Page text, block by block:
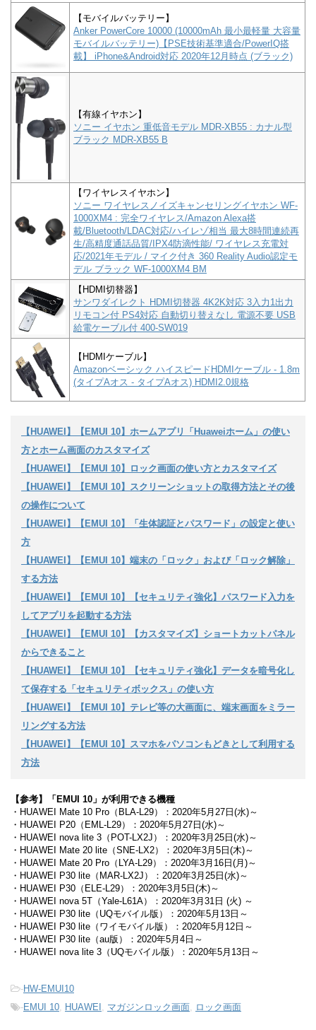
【モバイルバッテリー】
Anker PowerCore 10000 (10000mAh 最小最軽量 大容量
モバイルバッテリー)【PSE技術基準適合/PowerIQ搭
載】 iPhone&Android対応 2020年12月時点 (ブラック)
【有線イヤホン】
ソニー イヤホン 重低音モデル MDR-XB55 : カナル型
ブラック MDR-XB55 B
【ワイヤレスイヤホン】
ソニー ワイヤレスノイズキャンセリングイヤホン WF-
1000XM4 : 完全ワイヤレス/Amazon Alexa搭
載/Bluetooth/LDAC対応/ハイレゾ相当 最大8時間連続再
生/高精度通話品質/IPX4防滴性能/ ワイヤレス充電対
応/2021年モデル / マイク付き 360 Reality Audio認定モ
デル ブラック WF-1000XM4 BM
【HDMI切替器】
サンワダイレクト HDMI切替器 4K2K対応 3入力1出力
リモコン付 PS4対応 自動切り替えなし 電源不要 USB
給電ケーブル付 400-SW019
【HDMIケーブル】
Amazonベーシック ハイスピードHDMIケーブル - 1.8m
(タイプAオス - タイプAオス) HDMI2.0規格
【HUAWEI】【EMUI 10】ホームアプリ「Huaweiホーム」の使い
方とホーム画面のカスタマイズ
【HUAWEI】【EMUI 10】ロック画面の使い方とカスタマイズ
【HUAWEI】【EMUI 10】スクリーンショットの取得方法とその後
の操作について
【HUAWEI】【EMUI 10】「生体認証とパスワード」の設定と使い
方
【HUAWEI】【EMUI 10】端末の「ロック」および「ロック解除」
する方法
【HUAWEI】【EMUI 10】【セキュリティ強化】パスワード入力を
してアプリを起動する方法
【HUAWEI】【EMUI 10】【カスタマイズ】ショートカットパネル
からできること
【HUAWEI】【EMUI 10】【セキュリティ強化】データを暗号化し
て保存する「セキュリティボックス」の使い方
【HUAWEI】【EMUI 10】テレビ等の大画面に、端末画面をミラー
リングする方法
【HUAWEI】【EMUI 10】スマホをパソコンもどきとして利用する
方法
【参考】「EMUI 10」が利用できる機種
・HUAWEI Mate 10 Pro（BLA-L29）：2020年5月27日(水)～
・HUAWEI P20（EML-L29）：2020年5月27日(水)～
・HUAWEI nova lite 3（POT-LX2J）：2020年3月25日(水)～
・HUAWEI Mate 20 lite（SNE-LX2）：2020年3月5日(木)～
・HUAWEI Mate 20 Pro（LYA-L29）：2020年3月16日(月)～
・HUAWEI P30 lite（MAR-LX2J）：2020年3月25日(水)～
・HUAWEI P30（ELE-L29）：2020年3月5日(木)～
・HUAWEI nova 5T（Yale-L61A）：2020年3月31日 (火) ～
・HUAWEI P30 lite（UQモバイル版）：2020年5月13日～
・HUAWEI P30 lite（ワイモバイル版）：2020年5月12日～
・HUAWEI P30 lite（au版）：2020年5月4日～
・HUAWEI nova lite 3（UQモバイル版）：2020年5月13日～
-HW-EMUI10
-EMUI 10, HUAWEI , マガジンロック画面, ロック画面